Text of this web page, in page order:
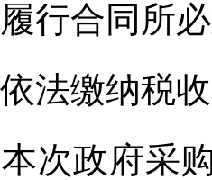
行合同所
法缴纳税
次政府采